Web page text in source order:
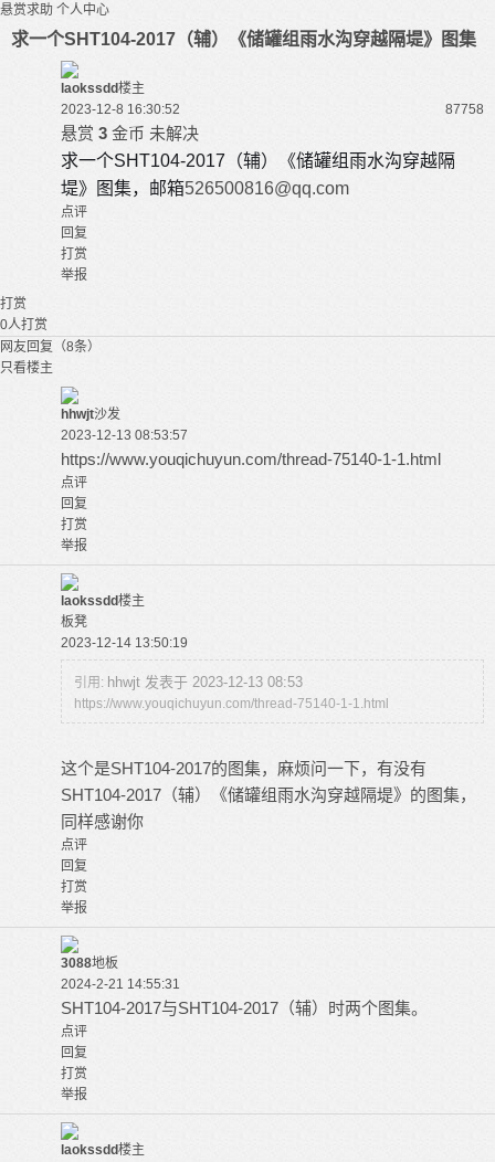
悬赏求助 个人中心
求一个SHT104-2017（辅）《储罐组雨水沟穿越隔堤》图集
laokssdd楼主
2023-12-8 16:30:52
87758
悬赏 3 金币 未解决
求一个SHT104-2017（辅）《储罐组雨水沟穿越隔
堤》图集，邮箱526500816@qq.com
点评
回复
打赏
举报
打赏
0人打赏
网友回复（8条）
只看楼主
hhwjt沙发
2023-12-13 08:53:57
https://www.youqichuyun.com/thread-75140-1-1.html
点评
回复
打赏
举报
laokssdd楼主
板凳
2023-12-14 13:50:19
引用: hhwjt 发表于 2023-12-13 08:53
https://www.youqichuyun.com/thread-75140-1-1.html
这个是SHT104-2017的图集，麻烦问一下，有没有
SHT104-2017（辅）《储罐组雨水沟穿越隔堤》的图集，
同样感谢你
点评
回复
打赏
举报
3088地板
2024-2-21 14:55:31
SHT104-2017与SHT104-2017（辅）时两个图集。
点评
回复
打赏
举报
laokssdd楼主